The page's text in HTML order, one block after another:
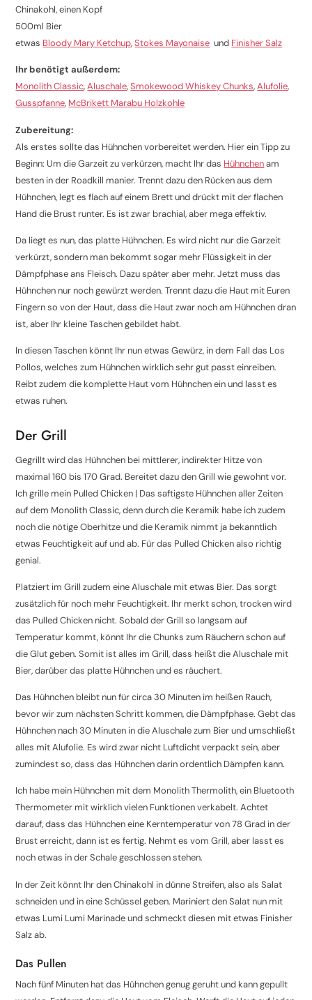
Chinakohl, einen Kopf
500ml Bier
etwas Bloody Mary Ketchup,Stokes Mayonaise und Finisher Salz
Ihr benötigt außerdem:
Monolith Classic,Aluschale,Smokewood Whiskey Chunks,Alufolie,
Gusspfanne, McBrikett Marabu Holzkohle
Zubereitung:
Als erstes sollte das Hühnchen vorbereitet werden. Hier ein Tipp zu
Beginn: Um die Garzeit zu verkürzen, macht Ihr das Hühnchenam
besten in der Roadkill manier. Trennt dazu den Rücken aus dem
Hühnchen, legt es flach auf einem Brett und drückt mit der flachen
Hand die Brust runter. Es ist zwar brachial, aber mega effektiv.
Da liegt es nun, das platte Hühnchen. Es wird nicht nur die Garzeit
verkürzt, sondern man bekommt sogar mehr Flüssigkeit in der
Dämpfphase ans Fleisch. Dazu später aber mehr. Jetzt muss das
Hühnchen nur noch gewürzt werden. Trennt dazu die Haut mit Euren
Fingern so von der Haut, dass die Haut zwar noch am Hühnchen dran
ist, aber Ihr kleine Taschen gebildet habt.
In diesen Taschen könnt Ihr nun etwas Gewürz, in dem Fall das Los
Pollos, welches zum Hühnchen wirklich sehr gut passt einreiben.
Reibt zudem die komplette Haut vom Hühnchen ein und lasst es
etwas ruhen.
Der Grill
Gegrillt wird das Hühnchen bei mittlerer, indirekter Hitze von
maximal 160 bis 170 Grad. Bereitet dazu den Grill wie gewohnt vor.
Ich grille mein Pulled Chicken | Das saftigste Hühnchen aller Zeiten
auf dem Monolith Classic, denn durch die Keramik habe ich zudem
noch die nötige Oberhitze und die Keramik nimmt ja bekanntlich
etwas Feuchtigkeit auf und ab. Für das Pulled Chicken also richtig
genial.
Platziert im Grill zudem eine Aluschale mit etwas Bier. Das sorgt
zusätzlich für noch mehr Feuchtigkeit. Ihr merkt schon, trocken wird
das Pulled Chicken nicht. Sobald der Grill so langsam auf
Temperatur kommt, könnt Ihr die Chunks zum Räuchern schon auf
die Glut geben. Somit ist alles im Grill, dass heißt die Aluschale mit
Bier, darüber das platte Hühnchen und es räuchert.
Das Hühnchen bleibt nun für circa 30 Minuten im heißen Rauch,
bevor wir zum nächsten Schritt kommen, die Dämpfphase. Gebt das
Hühnchen nach 30 Minuten in die Aluschale zum Bier und umschließt
alles mit Alufolie. Es wird zwar nicht Luftdicht verpackt sein, aber
zumindest so, dass das Hühnchen darin ordentlich Dämpfen kann.
Ich habe mein Hühnchen mit dem Monolith Thermolith, ein Bluetooth
Thermometer mit wirklich vielen Funktionen verkabelt. Achtet
darauf, dass das Hühnchen eine Kerntemperatur von 78 Grad in der
Brust erreicht, dann ist es fertig. Nehmt es vom Grill, aber lasst es
noch etwas in der Schale geschlossen stehen.
In der Zeit könnt Ihr den Chinakohl in dünne Streifen, also als Salat
schneiden und in eine Schüssel geben. Mariniert den Salat nun mit
etwas Lumi Lumi Marinade und schmeckt diesen mit etwas Finisher
Salz ab.
Das Pullen
Nach fünf Minuten hat das Hühnchen genug geruht und kann gepullt